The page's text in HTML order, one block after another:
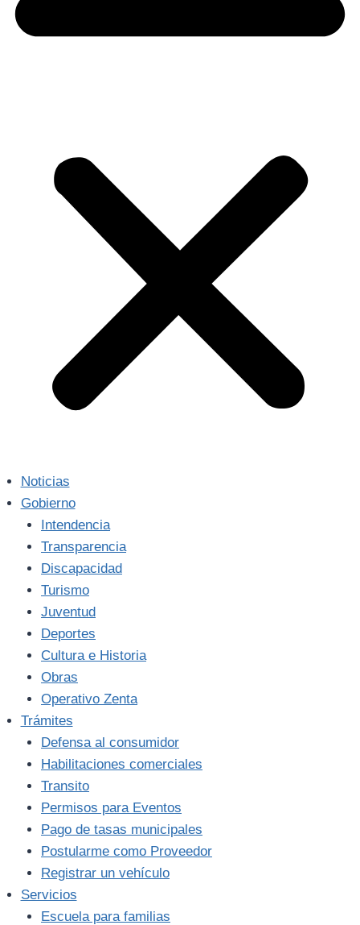
Noticias
Gobierno
Intendencia
Transparencia
Discapacidad
Turismo
Juventud
Deportes
Cultura e Historia
Obras
Operativo Zenta
Trámites
Defensa al consumidor
Habilitaciones comerciales
Transito
Permisos para Eventos
Pago de tasas municipales
Postularme como Proveedor
Registrar un vehículo
Servicios
Escuela para familias